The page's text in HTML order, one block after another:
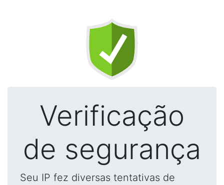
Verificação
de segurança
Seu IP fez diversas tentativas de